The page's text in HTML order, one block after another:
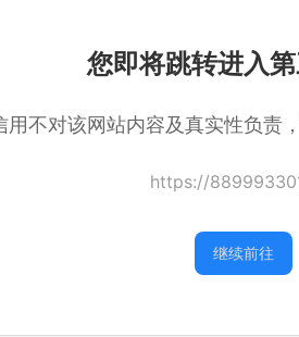
您即将跳转进入
用不对该网站内容及真实性负责
https://
继续前往